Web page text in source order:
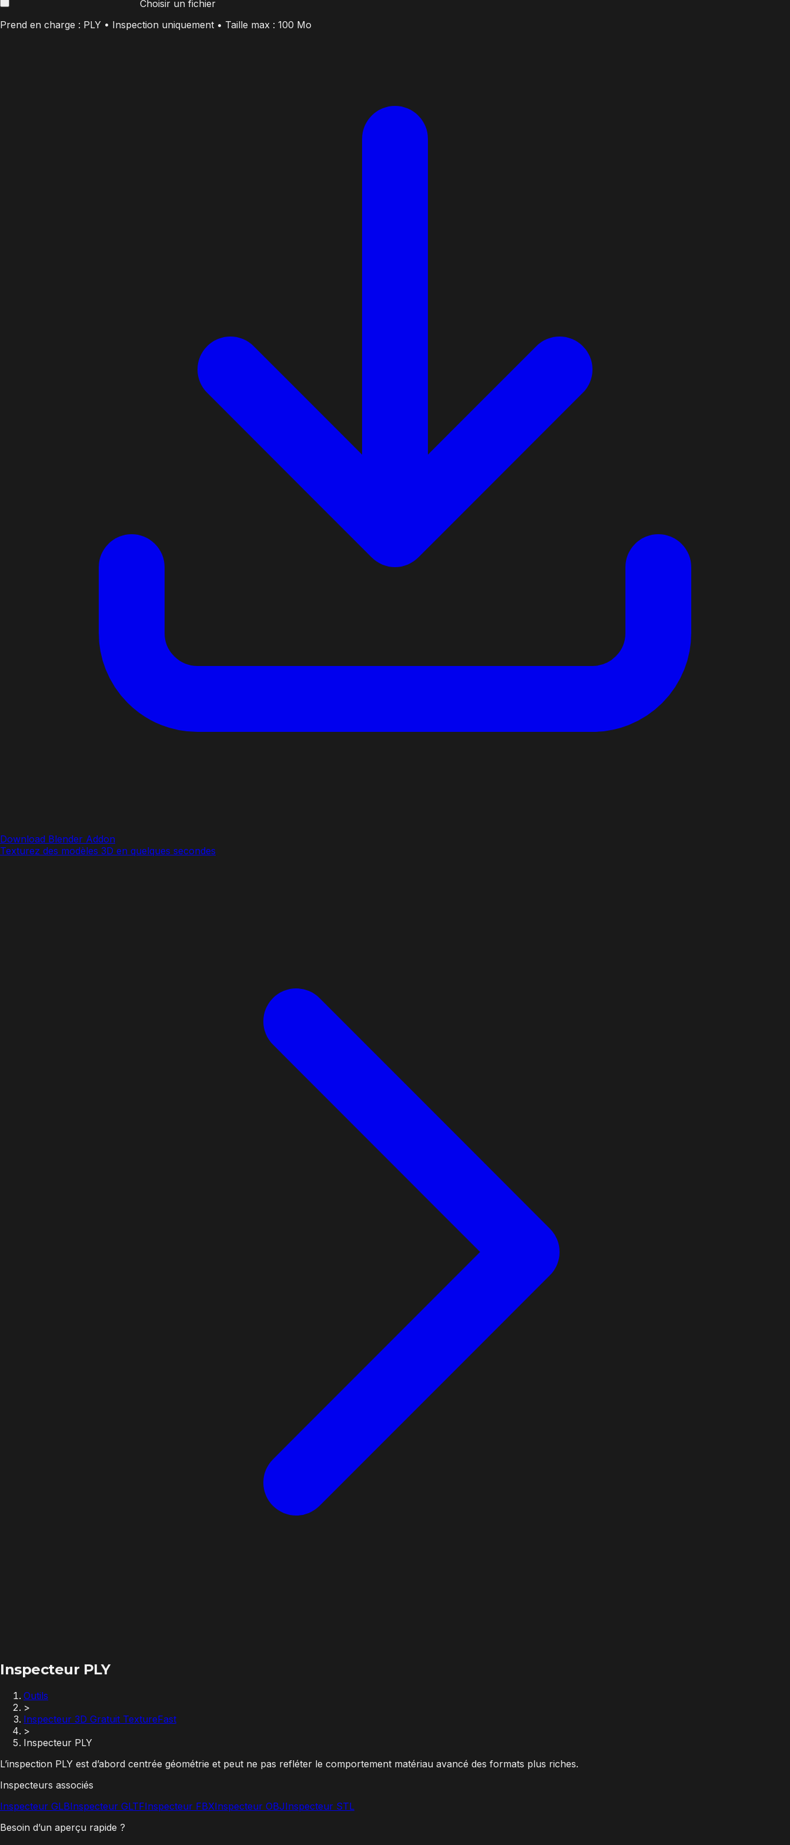
Choisir un fichier
Prend en charge : PLY • Inspection uniquement • Taille max : 100 Mo
Download Blender Addon
Texturez des modèles 3D en quelques secondes
Inspecteur PLY
Outils
>
Inspecteur 3D Gratuit TextureFast
>
Inspecteur PLY
L’inspection PLY est d’abord centrée géométrie et peut ne pas refléter le comportement matériau avancé des formats plus riches.
Inspecteurs associés
Inspecteur GLBInspecteur GLTFInspecteur FBXInspecteur OBJInspecteur STL
Besoin d’un aperçu rapide ?